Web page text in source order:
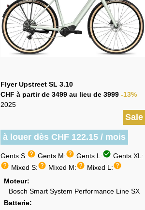
Flyer Upstreet SL 3.10
CHF à partir de 3499 au lieu de 3999 -13%
2025
Sale
à louer dès CHF 122.15 / mois
Gents S:help Gents M:help Gents L:check_circle Gents XL:
help Mixed S:help Mixed M:help Mixed L:help
Moteur
Bosch Smart System Performance Line SX
Batterie